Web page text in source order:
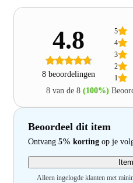
4.8
8 beoordelingen 1
2
3
4
5
8 van de 8 (100%)
Beoordeel dit item
Ontvang 5% korting op je
Alleen ingelogde klanten met